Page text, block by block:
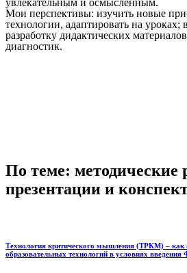
Мои перспективы: изучить новые
технологии, адаптировать на уроках;
разработку дидактических
диагностик.
По теме: методические
презентации и
Технология критического мышления (ТРКМ) – как
образовательных технологий в условиях